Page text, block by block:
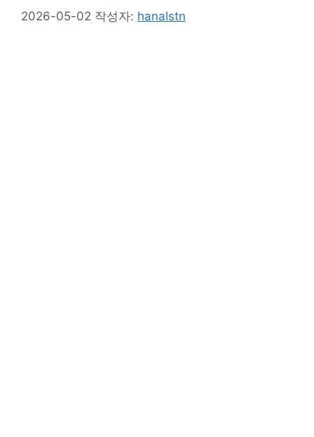
2026-05-02 작성자: hanalstn